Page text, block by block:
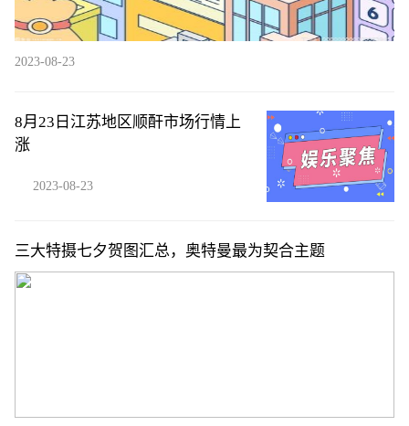
2023-08-23
8月23日江苏地区顺酐市场行情上
涨
2023-08-23
三大特摄七夕贺图汇总，奥特曼最为契合主题